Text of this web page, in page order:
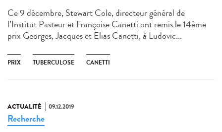
Ce 9 décembre, Stewart Cole, directeur général de
l’Institut Pasteur et Françoise Canetti ont remis le 14ème
prix Georges, Jacques et Elias Canetti, à Ludovic...
PRIX TUBERCULOSE CANETTI
ACTUALITÉ 09.12.2019
Recherche